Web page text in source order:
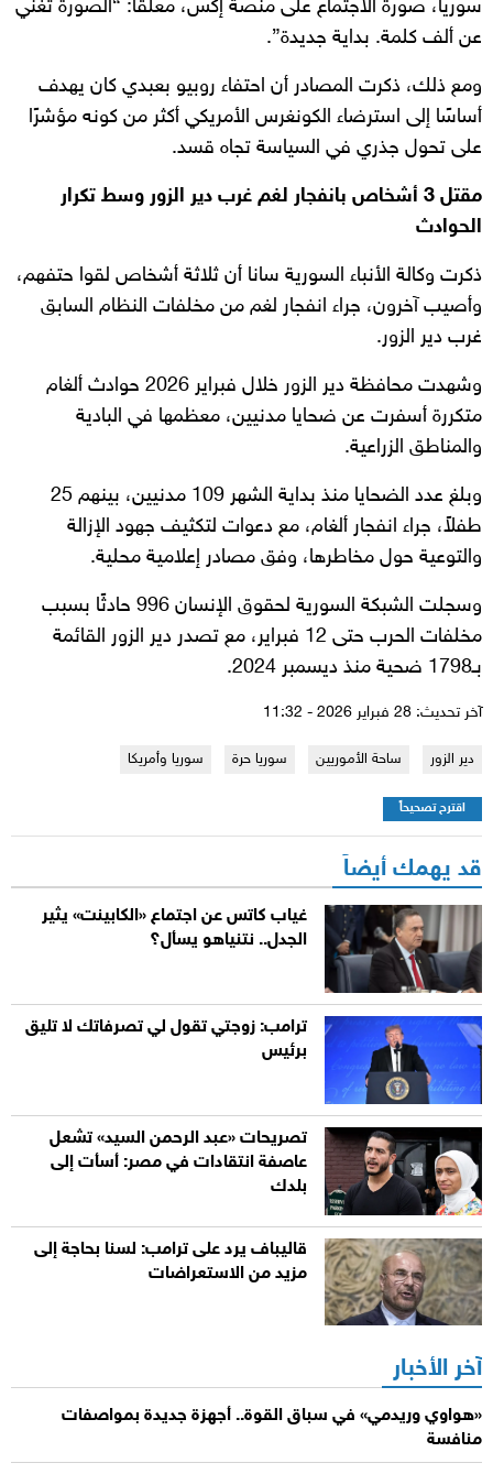
سوريا، صورة الاجتماع على منصة إكس، معلقًا: “الصورة تغني
عن ألف كلمة. بداية جديدة”.
ومع ذلك، ذكرت المصادر أن احتفاء روبيو بعبدي كان يهدف
أساسًا إلى استرضاء الكونغرس الأمريكي أكثر من كونه مؤشرًا
على تحول جذري في السياسة تجاه قسد.
مقتل 3 أشخاص بانفجار لغم غرب دير الزور وسط تكرار
الحوادث
ذكرت وكالة الأنباء السورية سانا أن ثلاثة أشخاص لقوا حتفهم،
وأصيب آخرون، جراء انفجار لغم من مخلفات النظام السابق
غرب دير الزور.
وشهدت محافظة دير الزور خلال فبراير 2026 حوادث ألغام
متكررة أسفرت عن ضحايا مدنيين، معظمها في البادية
والمناطق الزراعية.
وبلغ عدد الضحايا منذ بداية الشهر 109 مدنيين، بينهم 25
طفلاً، جراء انفجار ألغام، مع دعوات لتكثيف جهود الإزالة
والتوعية حول مخاطرها، وفق مصادر إعلامية محلية.
وسجلت الشبكة السورية لحقوق الإنسان 996 حادثًا بسبب
مخلفات الحرب حتى 12 فبراير، مع تصدر دير الزور القائمة
بـ1798 ضحية منذ ديسمبر 2024.
آخر تحديث: 28 فبراير 2026 - 11:32
دير الزور ساحة الأموريين سوريا حرة سوريا وأمريكا
اقترح تصحيحاً
قد يهمك أيضاً
غياب كاتس عن اجتماع «الكابينت» يثير
الجدل.. نتنياهو يسأل؟
ترامب: زوجتي تقول لي تصرفاتك لا تليق
برئيس
تصريحات «عبد الرحمن السيد» تشعل
عاصفة انتقادات في مصر: أسأت إلى
بلدك
قاليباف يرد على ترامب: لسنا بحاجة إلى
مزيد من الاستعراضات
آخر الأخبار
«هواوي وريدمي» في سباق القوة.. أجهزة جديدة بمواصفات
منافسة